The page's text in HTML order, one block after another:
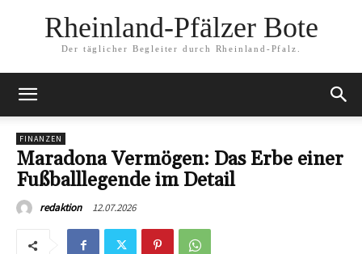
Rheinland-Pfälzer Bote
Der täglicher Begleiter durch Rheinland-Pfalz.
FINANZEN
Maradona Vermögen: Das Erbe einer
Fußballlegende im Detail
redaktion 12.07.2026